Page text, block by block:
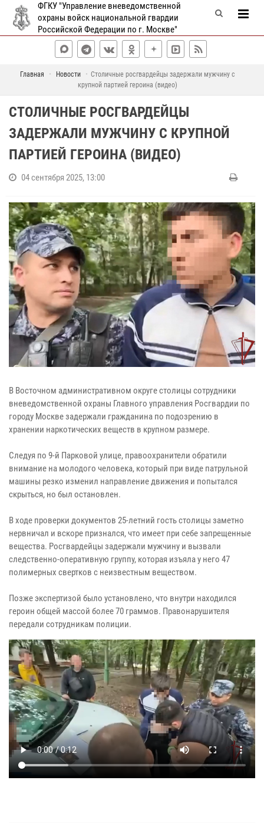
ФГКУ "Управление вневедомственной
охраны войск национальной гвардии
Российской Федерации по г. Москве"
Главная Новости
Столичные росгвардейцы задержали мужчину с
крупной партией героина (видео)
СТОЛИЧНЫЕ РОСГВАРДЕЙЦЫ
ЗАДЕРЖАЛИ МУЖЧИНУ С КРУПНОЙ
ПАРТИЕЙ ГЕРОИНА (ВИДЕО)
04 сентября 2025, 13:00
В Восточном административном округе столицы сотрудники
вневедомственной охраны Главного управления Росгвардии по
городу Москве задержали гражданина по подозрению в
хранении наркотических веществ в крупном размере.
Следуя по 9-й Парковой улице, правоохранители обратили
внимание на молодого человека, который при виде патрульной
машины резко изменил направление движения и попытался
скрыться, но был остановлен.
В ходе проверки документов 25-летний гость столицы заметно
нервничал и вскоре признался, что имеет при себе запрещенные
вещества. Росгвардейцы задержали мужчину и вызвали
следственно-оперативную группу, которая изъяла у него 47
полимерных свертков с неизвестным веществом.
Позже экспертизой было установлено, что внутри находился
героин общей массой более 70 граммов. Правонарушителя
передали сотрудникам полиции.